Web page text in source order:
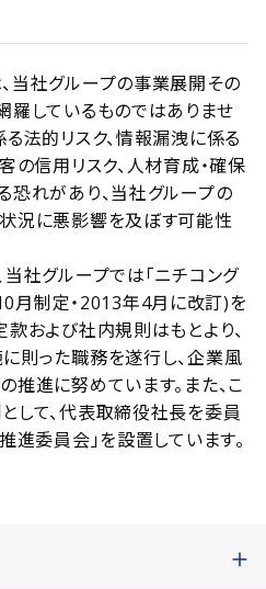
当社グループの事業展開その
羅しているものではありませ
法的リスク、情報漏洩に係る
の信用リスク、人材育成・確保
恐れがあり、当社グループの
況に悪影響を及ぼす可能性
社グループでは「ニチコング
月制定・2013年4月に改訂)を
および社内規則はもとより、
則った職務を遂行し、企業風
推進に努めています。また、こ
して、代表取締役社長を委員
進委員会」を設置しています。